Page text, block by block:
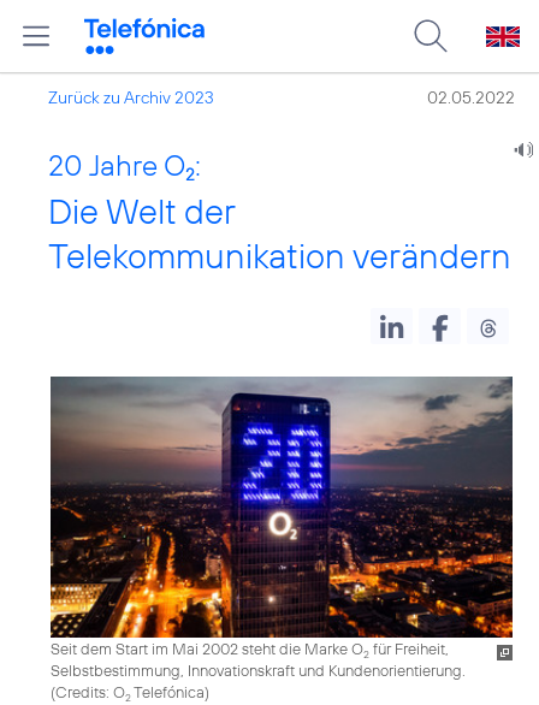
Zurück zu Archiv 2023 02.05.2022
20 Jahre O2:
Die Welt der
Telekommunikation verändern
Seit dem Start im Mai 2002 steht die Marke O2 für Freiheit,
Selbstbestimmung, Innovationskraft und Kundenorientierung.
(Credits: O2Telefónica)